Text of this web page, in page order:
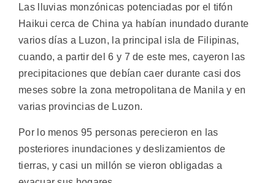
Las lluvias monzónicas potenciadas por el tifón
Haikui cerca de China ya habían inundado durante
varios días a Luzon, la principal isla de Filipinas,
cuando, a partir del 6 y 7 de este mes, cayeron las
precipitaciones que debían caer durante casi dos
meses sobre la zona metropolitana de Manila y en
varias provincias de Luzon.
Por lo menos 95 personas perecieron en las
posteriores inundaciones y deslizamientos de
tierras, y casi un millón se vieron obligadas a